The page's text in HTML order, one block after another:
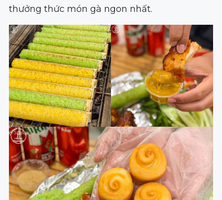
thưởng thức món gà ngon nhất.